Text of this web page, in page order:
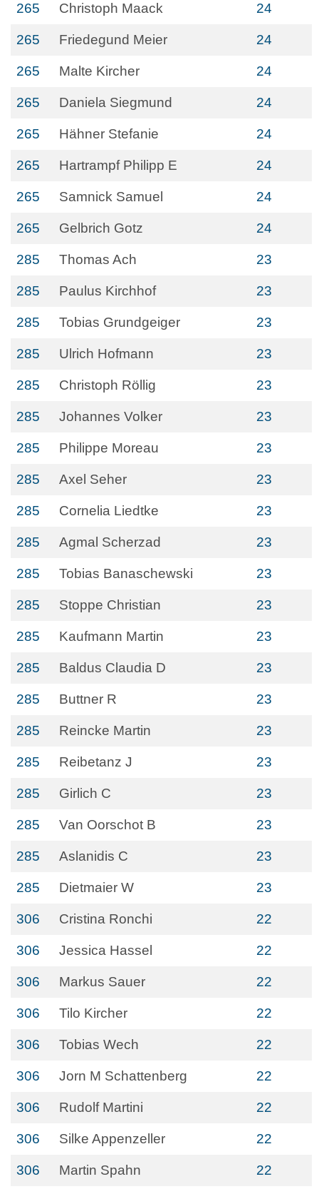
265 Christoph Maack 24
265 Friedegund Meier 24
265 Malte Kircher 24
265 Daniela Siegmund 24
265 Hähner Stefanie 24
265 Hartrampf Philipp E 24
265 Samnick Samuel 24
265 Gelbrich Gotz 24
285 Thomas Ach 23
285 Paulus Kirchhof 23
285 Tobias Grundgeiger 23
285 Ulrich Hofmann 23
285 Christoph Röllig 23
285 Johannes Volker 23
285 Philippe Moreau 23
285 Axel Seher 23
285 Cornelia Liedtke 23
285 Agmal Scherzad 23
285 Tobias Banaschewski 23
285 Stoppe Christian 23
285 Kaufmann Martin 23
285 Baldus Claudia D 23
285 Buttner R 23
285 Reincke Martin 23
285 Reibetanz J 23
285 Girlich C 23
285 Van Oorschot B 23
285 Aslanidis C 23
285 Dietmaier W 23
306 Cristina Ronchi 22
306 Jessica Hassel 22
306 Markus Sauer 22
306 Tilo Kircher 22
306 Tobias Wech 22
306 Jorn M Schattenberg 22
306 Rudolf Martini 22
306 Silke Appenzeller 22
306 Martin Spahn 22